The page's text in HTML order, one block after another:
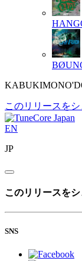
このリリースをシ
EN
JP
このリリースを
SNS